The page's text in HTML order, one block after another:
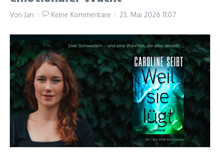
Von Jan Keine Kommentare 23. Mai 2026 11:07